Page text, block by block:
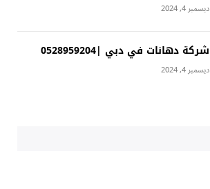
ديسمبر 4, 2024
شركة دهانات في دبي |0528959204
ديسمبر 4, 2024